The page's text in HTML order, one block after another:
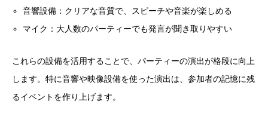
音響設備：クリアな音質で、スピーチや音楽が楽しめる
マイク：大人数のパーティーでも発言が聞き取りやすい
これらの設備を活用することで、パーティーの演出が格段に向上
します。特に音響や映像設備を使った演出は、参加者の記憶に残
るイベントを作り上げます。